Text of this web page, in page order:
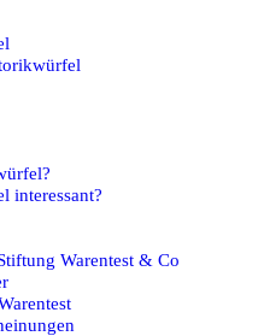
interessant?
Warentest & Co